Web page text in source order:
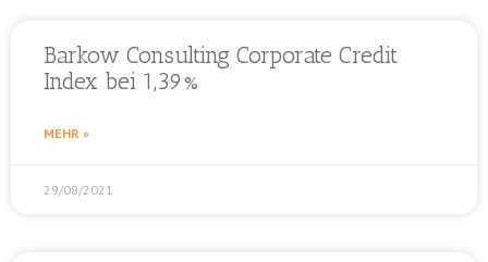
Barkow Consulting Corporate Credit
Index bei 1,39%
MEHR »
29/08/2021